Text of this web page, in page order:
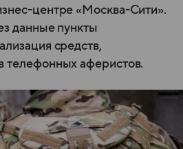
центре «Москва-Сити».
данные пункты
средств,
телефонных аферистов.